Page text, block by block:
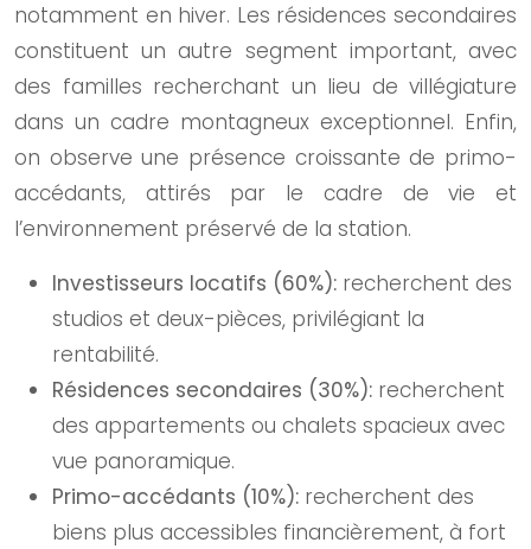
notamment en hiver. Les résidences secondaires
constituent un autre segment important, avec
des familles recherchant un lieu de villégiature
dans un cadre montagneux exceptionnel. Enfin,
on observe une présence croissante de primo-
accédants, attirés par le cadre de vie et
l’environnement préservé de la station.
Investisseurs locatifs (60%): recherchent des
studios et deux-pièces, privilégiant la
rentabilité.
Résidences secondaires (30%): recherchent
des appartements ou chalets spacieux avec
vue panoramique.
Primo-accédants (10%): recherchent des
biens plus accessibles financièrement, à fort